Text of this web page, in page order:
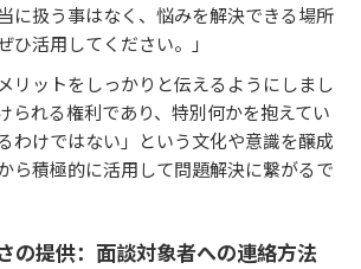
に扱う事はなく、悩みを解決できる場所
ひ活用してください。」
リットをしっかりと伝えるようにしまし
られる権利であり、特別何かを抱えてい
わけではない」という文化や意識を醸成
ら積極的に活用して問題解決に繋がるで
提供：面談対象者への連絡方法